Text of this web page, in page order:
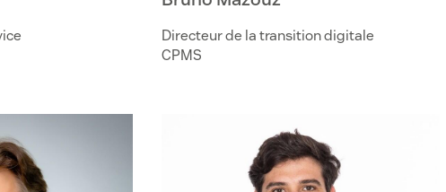
Directeur de la transition digitale
CPMS